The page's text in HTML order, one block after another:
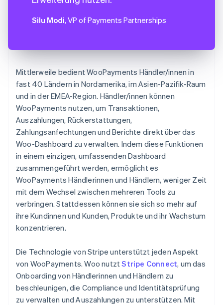
Silu Modi, VP of Payments Partnerships
Mittlerweile bedient WooPayments Händler/innen in
fast 40 Ländern in Nordamerika, im Asien-Pazifik-Raum
und in der EMEA-Region. Händler/innen können
WooPayments nutzen, um Transaktionen,
Auszahlungen, Rückerstattungen,
Zahlungsanfechtungen und Berichte direkt über das
Woo-Dashboard zu verwalten. Indem diese Funktionen
in einem einzigen, umfassenden Dashboard
zusammengeführt werden, ermöglicht es
WooPayments Händlerinnen und Händlern, weniger Zeit
mit dem Wechsel zwischen mehreren Tools zu
verbringen. Stattdessen können sie sich so mehr auf
ihre Kundinnen und Kunden, Produkte und ihr Wachstum
konzentrieren.
Die Technologie von Stripe unterstützt jeden Aspekt
von WooPayments. Woo nutztStripe Connect, um das
Onboarding von Händlerinnen und Händlern zu
beschleunigen, die Compliance und Identitätsprüfung
zu verwalten und Auszahlungen zu unterstützen. Mit